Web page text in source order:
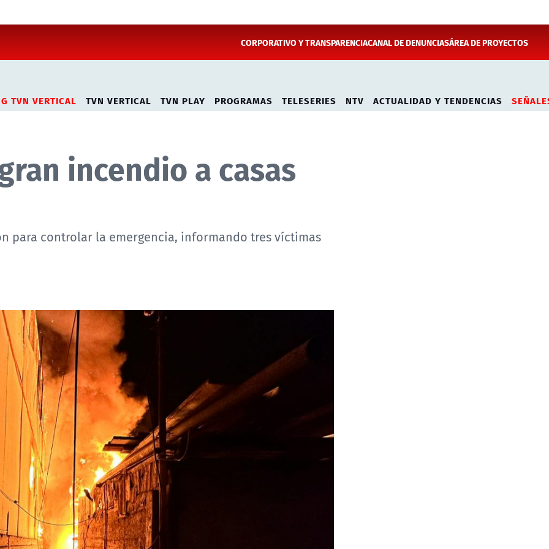
CORPORATIVO Y TRANSPARENCIACANAL DE DENUNCIASÁREA DE PROYECTOS
TVN VERTICAL TVN VERTICAL TVN PLAY PROGRAMAS TELESERIES NTV ACTUALIDAD Y TENDENCIAS
incendio a casas
para controlar la emergencia, informando tres víctimas